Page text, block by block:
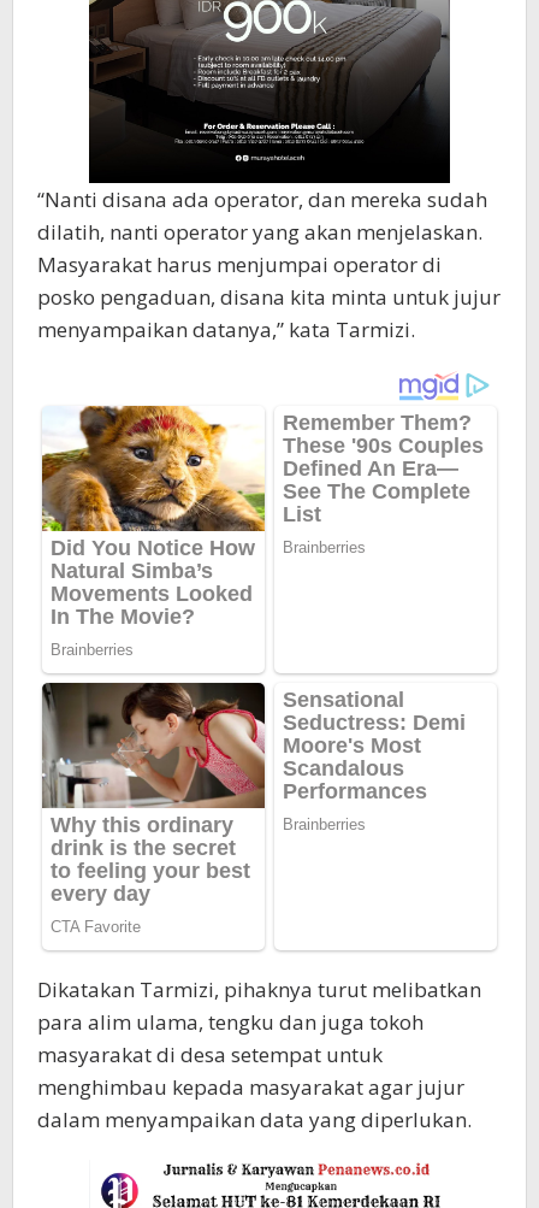
“Nanti disana ada operator, dan mereka sudah
dilatih, nanti operator yang akan menjelaskan.
Masyarakat harus menjumpai operator di
posko pengaduan, disana kita minta untuk jujur
menyampaikan datanya,” kata Tarmizi.
Dikatakan Tarmizi, pihaknya turut melibatkan
para alim ulama, tengku dan juga tokoh
masyarakat di desa setempat untuk
menghimbau kepada masyarakat agar jujur
dalam menyampaikan data yang diperlukan.